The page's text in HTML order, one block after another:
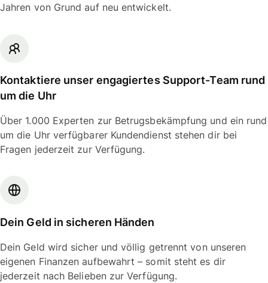
Jahren von Grund auf neu entwickelt.
Kontaktiere unser engagiertes Support-Team rund
um die Uhr
Über 1.000 Experten zur Betrugsbekämpfung und ein rund
um die Uhr verfügbarer Kundendienst stehen dir bei
Fragen jederzeit zur Verfügung.
Dein Geld in sicheren Händen
Dein Geld wird sicher und völlig getrennt von unseren
eigenen Finanzen aufbewahrt – somit steht es dir
jederzeit nach Belieben zur Verfügung.